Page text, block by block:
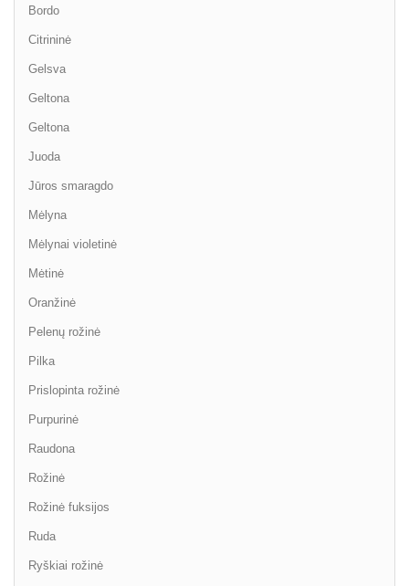
Bordo
Citrininė
Gelsva
Geltona
Geltona
Juoda
Jūros smaragdo
Mėlyna
Mėlynai violetinė
Mėtinė
Oranžinė
Pelenų rožinė
Pilka
Prislopinta rožinė
Purpurinė
Raudona
Rožinė
Rožinė fuksijos
Ruda
Ryškiai rožinė